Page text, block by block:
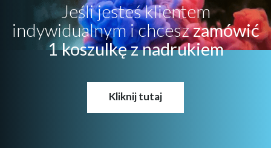
Jeśli jesteś klientem
indywidualnym i chceszzamówić
1 koszulkę z nadrukiem
Kliknij tutaj